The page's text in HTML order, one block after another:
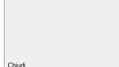
Chiudi